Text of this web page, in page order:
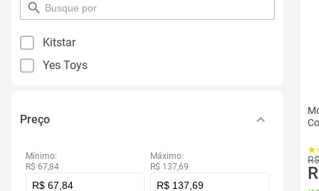
pesquisar
por
Kitstar
Yes Toys
Preço
Mínimo:
R$ 67,84
Máximo:
R$ 137,69